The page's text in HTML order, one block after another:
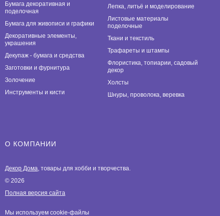
Бумага декоративная и
поделочная
Бумага для живописи и графики
Декоративные элементы,
украшения
Декупаж - бумага и средства
Заготовки и фурнитура
Золочение
Инструменты и кисти
Лепка, литьё и моделирование
Листовые материалы
поделочные
Ткани и текстиль
Трафареты и штампы
Флористика, топиарии, садовый
декор
Холсты
Шнуры, проволока, веревка
О КОМПАНИИ
Декор Дома, товары для хобби и творчества.
© 2026
Полная версия сайта
Мы используем cookie-файлы